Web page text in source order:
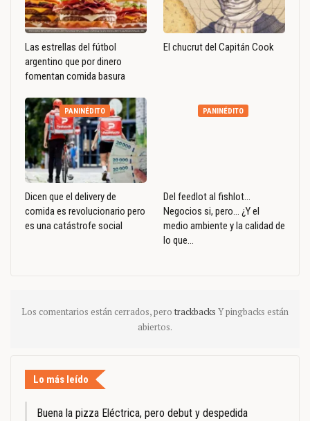
Las estrellas del fútbol
argentino que por dinero
fomentan comida basura
El chucrut del Capitán Cook
PANINÉDITO
Dicen que el delivery de
comida es revolucionario pero
es una catástrofe social
PANINÉDITO
Del feedlot al fishlot…
Negocios si, pero… ¿Y el
medio ambiente y la calidad de
lo que…
Los comentarios están cerrados, pero trackbacks Y pingbacks están
abiertos.
Lo más leído
Buena la pizza Eléctrica, pero debut y despedida